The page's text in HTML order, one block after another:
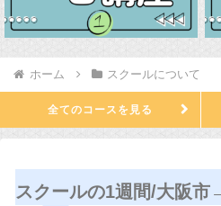
ホーム スクールについて
全てのコースを見る
スクールの1週間/大阪